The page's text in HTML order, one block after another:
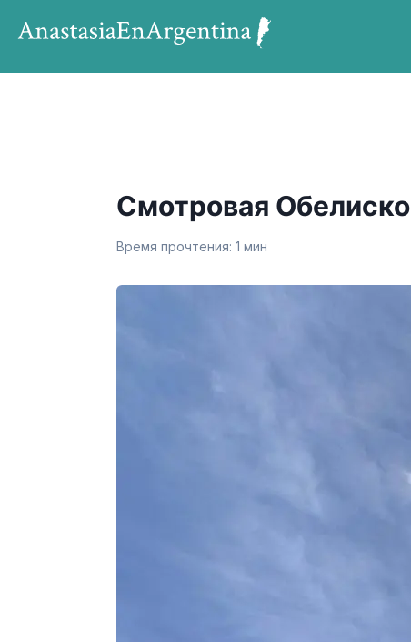
Смотровая Обелиско
Время прочтения: 1 мин